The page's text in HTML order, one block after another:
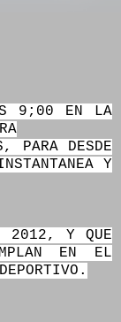
9;00 EN LA
PARA DESDE
Y
2012, Y QUE
EN EL